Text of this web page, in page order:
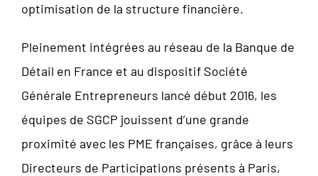
optimisation de la structure financière.
Pleinement intégrées au réseau de la Banque de
Détail en France et au dispositif Société
Générale Entrepreneurs lancé début 2016, les
équipes de SGCP jouissent d’une grande
proximité avec les PME françaises, grâce à leurs
Directeurs de Participations présents à Paris,